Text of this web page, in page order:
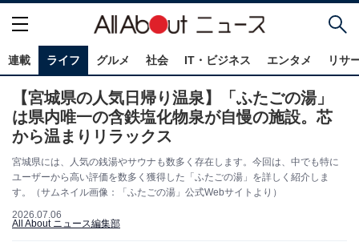
連載 ライフ グルメ 社会 IT・ビジネス エンタメ リサ
【宮城県の人気日帰り温泉】「ふたごの湯」
は県内唯一の含鉄塩化物泉が自慢の施設。芯
から温まりリラックス
宮城県には、人気の銭湯やサウナも数多く存在します。今回は、中でも特に
ユーザーから高い評価を数多く獲得した「ふたごの湯」を詳しく紹介しま
す。（サムネイル画像：「ふたごの湯」公式Webサイトより）
2026.07.06
All About ニュース編集部